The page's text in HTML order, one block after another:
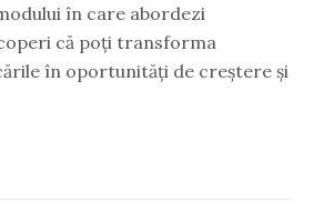
în care abordezi
că poți transforma
în oportunități de creștere și